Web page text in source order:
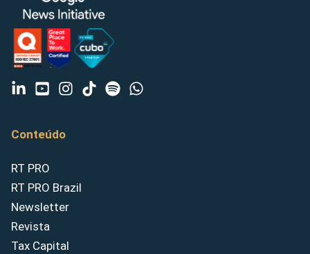
Conteúdo
RT PRO
RT PRO Brazil
Newsletter
Revista
Tax Capital